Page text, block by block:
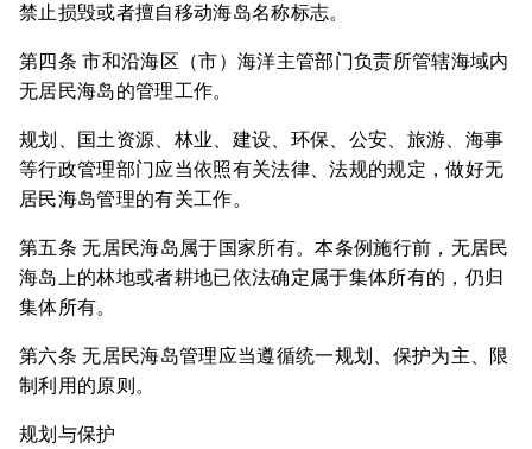
禁止损毁或者擅自移动海岛名称标志。
第四条 市和沿海区（市）海洋主管部门负责所管辖海域内
无居民海岛的管理工作。
规划、国土资源、林业、建设、环保、公安、旅游、海事
等行政管理部门应当依照有关法律、法规的规定，做好无
居民海岛管理的有关工作。
第五条 无居民海岛属于国家所有。本条例施行前，无居民
海岛上的林地或者耕地已依法确定属于集体所有的，仍归
集体所有。
第六条 无居民海岛管理应当遵循统一规划、保护为主、限
制利用的原则。
规划与保护